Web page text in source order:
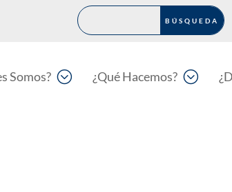
;
Somos? ;
¿Qué Hacemos?